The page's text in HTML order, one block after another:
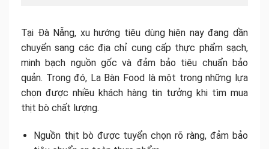
Tại Đà Nẵng, xu hướng tiêu dùng hiện nay đang dần
chuyển sang các địa chỉ cung cấp thực phẩm sạch,
minh bạch nguồn gốc và đảm bảo tiêu chuẩn bảo
quản. Trong đó, La Bàn Food là một trong những lựa
chọn được nhiều khách hàng tin tưởng khi tìm mua
thịt bò chất lượng.
Nguồn thịt bò được tuyển chọn rõ ràng, đảm bảo